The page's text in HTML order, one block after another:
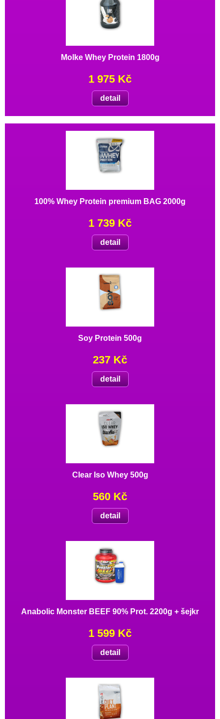
Molke Whey Protein 1800g
1 975 Kč
detail
100% Whey Protein premium BAG 2000g
1 739 Kč
detail
Soy Protein 500g
237 Kč
detail
Clear Iso Whey 500g
560 Kč
detail
Anabolic Monster BEEF 90% Prot. 2200g + šejkr
1 599 Kč
detail